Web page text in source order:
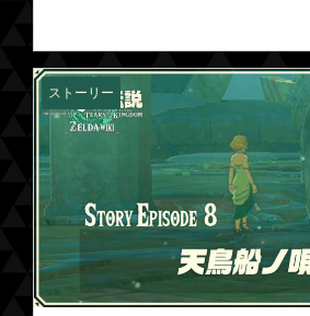
ストーリー